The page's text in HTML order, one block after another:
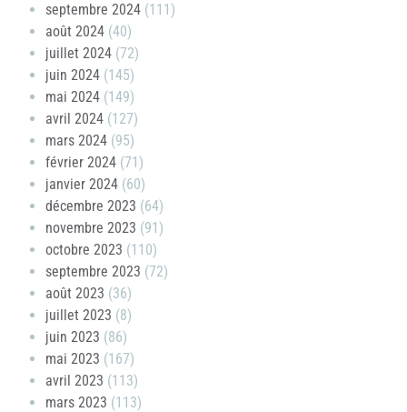
septembre 2024 (111)
août 2024 (40)
juillet 2024 (72)
juin 2024 (145)
mai 2024 (149)
avril 2024 (127)
mars 2024 (95)
février 2024 (71)
janvier 2024 (60)
décembre 2023 (64)
novembre 2023 (91)
octobre 2023 (110)
septembre 2023 (72)
août 2023 (36)
juillet 2023 (8)
juin 2023 (86)
mai 2023 (167)
avril 2023 (113)
mars 2023 (113)